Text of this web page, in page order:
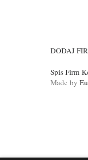
DODAJ
Spis Firm
Made by